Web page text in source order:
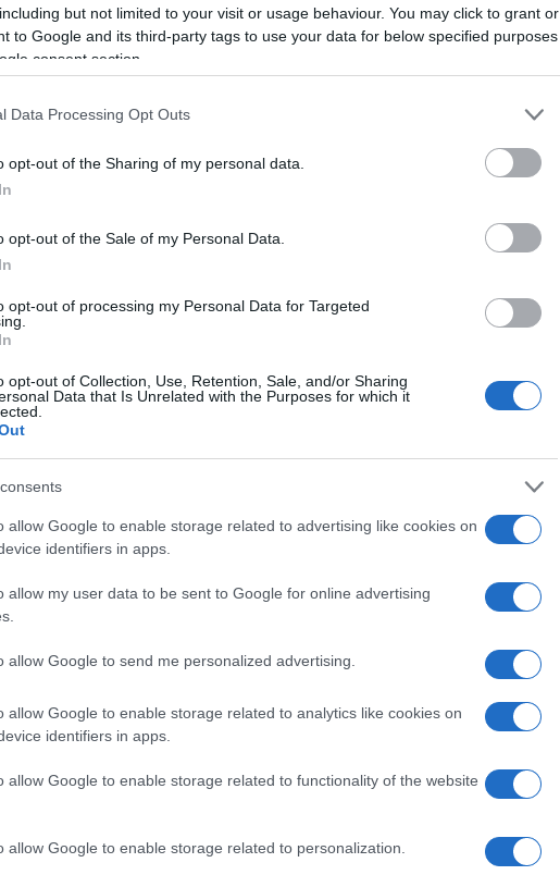
but not limited to your visit or usage behaviour. You may click to grant or
to Google and its third-party tags to use your data for below specified purposes
consent section.
Data Processing Opt Outs
opt-out of the Sharing of my personal data.
opt-out of the Sale of my Personal Data.
opt-out of processing my Personal Data for Targeted
opt-out of Collection, Use, Retention, Sale, and/or Sharing
Data that Is Unrelated with the Purposes for which it
allow Google to enable storage related to advertising like cookies on
identifiers in apps.
allow my user data to be sent to Google for online advertising
allow Google to send me personalized advertising.
allow Google to enable storage related to analytics like cookies on
identifiers in apps.
allow Google to enable storage related to functionality of the website
allow Google to enable storage related to personalization.
expropiar el 51% de YPF, una de
país, que estaba en manos de la española
más amplio del gobierno argentino
y hacer frente a una creciente crisis
aproximadamente 5 mil millones de
a todos los accionistas. En particular,
Energía y Eton Park Capital, que poseían
fueron adecuadamente compensados.
una expropiación sin dejar a todos
tribunal de distrito falló a favor de los
juez de Nueva York para que Argentina
una deuda de 16.1 mil millones de dólares.
para el país, sino que también subraya
dependen de la nacionalización sin un
¿Realmente se pensó en las
de la orden judicial
golpe para el presidente Javier Milei, quien